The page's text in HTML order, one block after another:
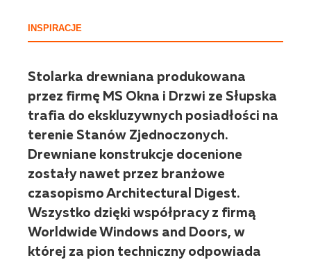
INSPIRACJE
Stolarka drewniana produkowana
przez firmę MS Okna i Drzwi ze Słupska
trafia do ekskluzywnych posiadłości na
terenie Stanów Zjednoczonych.
Drewniane konstrukcje docenione
zostały nawet przez branżowe
czasopismo Architectural Digest.
Wszystko dzięki współpracy z firmą
Worldwide Windows and Doors, w
której za pion techniczny odpowiada